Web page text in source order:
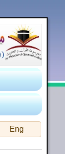
Eng